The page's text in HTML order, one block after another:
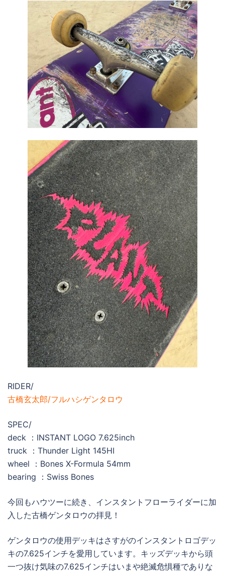
RIDER/
古橋玄太郎/フルハシゲンタロウ
SPEC/
deck ：INSTANT LOGO 7.625inch
truck ：Thunder Light 145HI
wheel ：Bones X-Formula 54mm
bearing ：Swiss Bones
今回もハウツーに続き、インスタントフローライダーに加
入した古橋ゲンタロウの拝見！
ゲンタロウの使用デッキはさすがのインスタントロゴデッ
キの7.625インチを愛用しています。キッズデッキから頭
一つ抜け気味の7.625インチはいまや絶滅危惧種でありな